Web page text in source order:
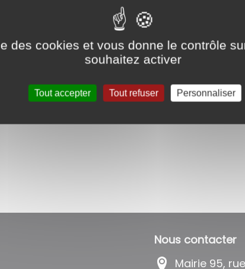
Sur chacune de vos factures
www.tipi.budget.gouv.fr, le numéro
Nous contacter
Mairie 95,
des cookies et vous donne le contrôle
souhaitez activer
Tout accepter Tout refuser Personnaliser